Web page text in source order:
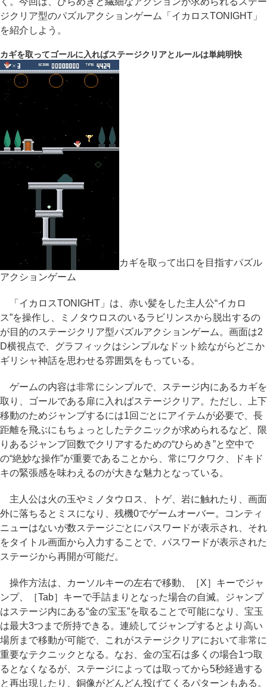
ジクリア型のパズルアクションゲーム「イカロスTONIGHT」
を紹介しよう。
カギを取ってゴールに入ればステージクリアとルールは単純明快
カギを取って出口を目指すパズル
アクションゲーム
「イカロスTONIGHT」は、赤い髪をした主人公“イカロ
ス”を操作し、ミノタウロスのいるラビリンスから脱出するの
が目的のステージクリア型パズルアクションゲーム。画面は2
D横視点で、グラフィックはシンプルなドット絵ながらどこか
ギリシャ神話を思わせる雰囲気をもっている。
ゲームの内容は非常にシンプルで、ステージ内にあるカギを
取り、ゴールである扉に入ればステージクリア。ただし、上下
移動のためジャンプするには1回ごとにアイテムが必要で、長
距離を飛ぶにもちょっとしたテクニックが求められるなど、限
りあるジャンプ回数でクリアするための“ひらめき”と空中で
の“絶妙な操作”が重要であることから、常にワクワク、ドキド
キの緊張感を味わえるのが大きな魅力となっている。
主人公は火の玉やミノタウロス、トゲ、岩に触れたり、画面
外に落ちるとミスになり、残機0でゲームオーバー。コンティ
ニューはないが数ステージごとにパスワードが表示され、それ
をタイトル画面から入力することで、パスワードが表示された
ステージから再開が可能だ。
操作方法は、カーソルキーの左右で移動、［X］キーでジャ
ンプ、［Tab］キーで手詰まりとなった場合の自滅。ジャンプ
はステージ内にある“金の宝玉”を取ることで可能になり、宝玉
は最大3つまで所持できる。連続してジャンプするとより高い
場所まで移動が可能で、これがステージクリアにおいて非常に
重要なテクニックとなる。なお、金の宝石は多くの場合1つ取
るとなくなるが、ステージによっては取ってから5秒経過する
と再出現したり、銅像がどんどん投げてくるパターンもある。